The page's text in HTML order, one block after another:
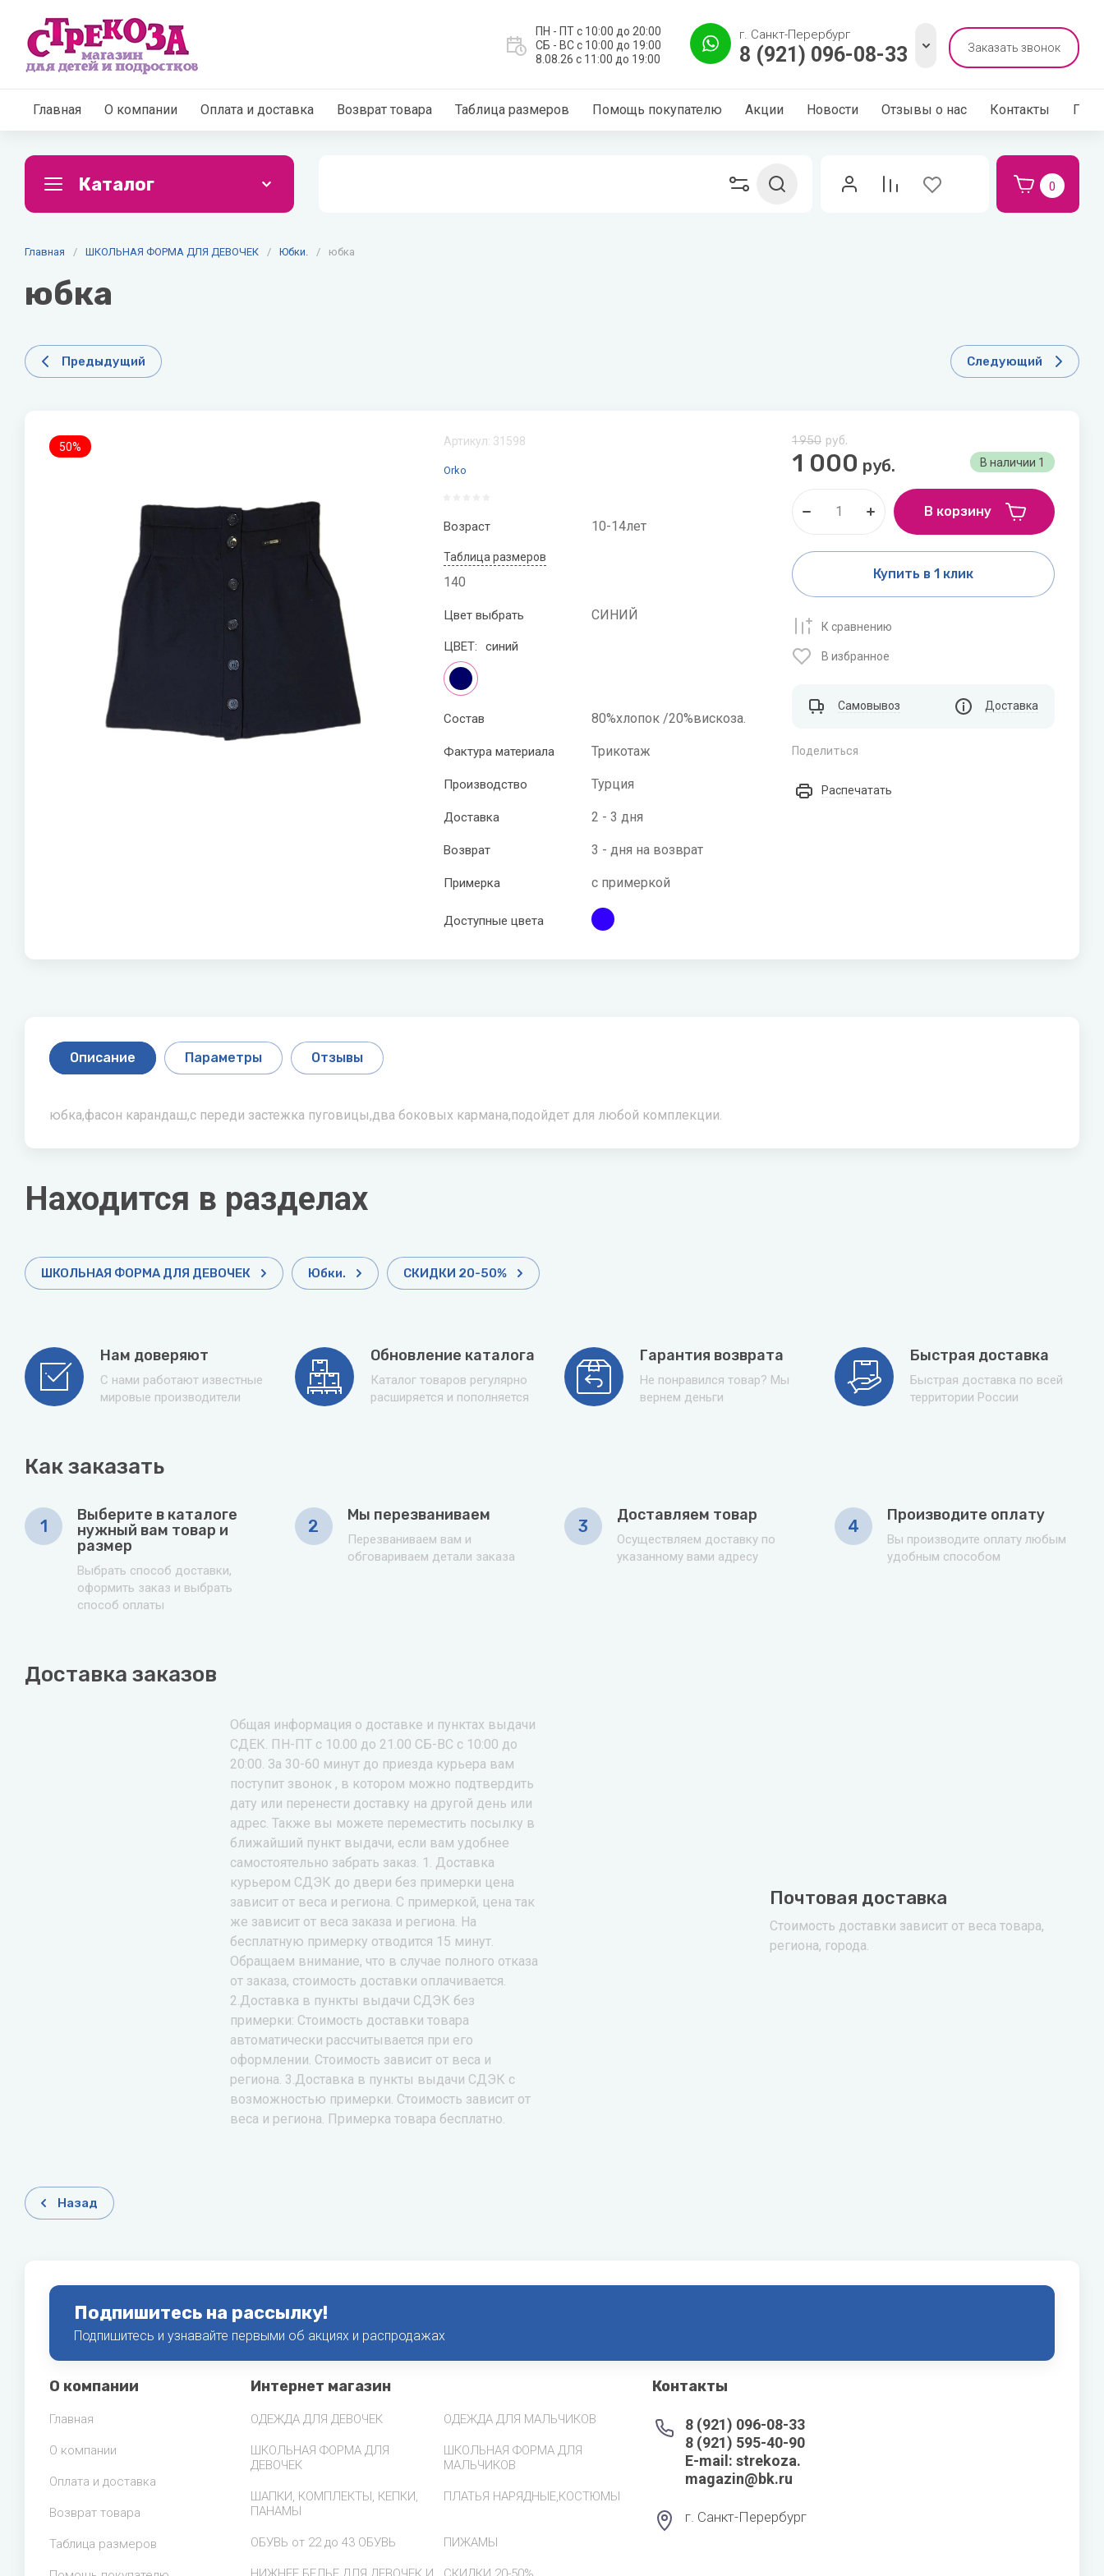
ПН - ПТ с 10:00 до 20:00
СБ - ВС с 10:00 до 19:00
8.08.26 с 11:00 до 19:00
г. Санкт-Перербург
8 (921) 096-08-33 Заказать звонок
Главная О компании Оплата и доставка Возврат товара Таблица размеров Помощь покупателю Акции Новости Отзывы о нас Контакты
ОДЕЖДА ДЛЯ ДЕВОЧЕК
куртки, пальто осень-зима
джинсы, брюки, джоггеры
ОДЕЖДА ДЛЯ МАЛЬЧИКОВ
МАЛЬЧИКОВ
Брюки классика, джинсы классика.
Рубашки, обманки, поло, бомберы
ОБУВЬ от 22 до 43 ОБУВЬ ПИЖАМЫ
НИЖНЕЕ БЕЛЬЕ ДЛЯ ДЕВОЧЕК И
СКИДКИ 20-50%
Каталог 0
Главная / ШКОЛЬНАЯ ФОРМА ДЛЯ ДЕВОЧЕК / Юбки. / юбка
юбка
Предыдущий Следующий
50% Артикул: 31598
Orko
Возраст 10-14лет
Таблица размеров
140
Цвет выбрать СИНИЙ
ЦВЕТ: синий
Состав 80%хлопок /20%вискоза.
Фактура материала Трикотаж
Производство Турция
Доставка 2 - 3 дня
Возврат 3 - дня на возврат
Примерка с примеркой
Доступные цвета
В наличии 1
1 950 руб.
1 000 руб.
В корзину
Купить в 1 клик
К сравнению
В избранное
Самовывоз Доставка
Поделиться
Распечатать
Описание Параметры Отзывы
юбка,фасон карандаш,с переди застежка пуговицы,два боковых кармана,подойдет для любой комплекции.
Находится в разделах
ШКОЛЬНАЯ ФОРМА ДЛЯ ДЕВОЧЕК Юбки. СКИДКИ 20-50%
Нам доверяют
С нами работают известные
мировые производители
Обновление каталога
Каталог товаров регулярно
расширяется и пополняется
Гарантия возврата
Не понравился товар? Мы
вернем деньги
Быстрая доставка
Быстрая доставка по всей
территории России
Как заказать
1
Выберите в каталоге
нужный вам товар и
размер
Выбрать способ доставки,
оформить заказ и выбрать
способ оплаты
2
Мы перезваниваем
Перезваниваем вам и
обговариваем детали заказа
3
Доставляем товар
Осуществляем доставку по
указанному вами адресу
4
Производите оплату
Вы производите оплату любым
удобным способом
Доставка заказов
Общая информация о доставке и пунктах выдачи
СДЕК. ПН-ПТ с 10.00 до 21.00 СБ-ВС с 10:00 до
20:00. За 30-60 минут до приезда курьера вам
поступит звонок , в котором можно подтвердить
дату или перенести доставку на другой день или
адрес. Также вы можете переместить посылку в
ближайший пункт выдачи, если вам удобнее
самостоятельно забрать заказ. 1. Доставка
курьером СДЭК до двери без примерки цена
зависит от веса и региона. С примеркой, цена так
же зависит от веса заказа и региона. На
бесплатную примерку отводится 15 минут.
Обращаем внимание, что в случае полного отказа
от заказа, стоимость доставки оплачивается.
2.Доставка в пункты выдачи СДЭК без
примерки: Стоимость доставки товара
автоматически рассчитывается при его
оформлении. Стоимость зависит от веса и
региона. 3.Доставка в пункты выдачи СДЭК с
возможностью примерки. Стоимость зависит от
веса и региона. Примерка товара бесплатно.
Почтовая доставка
Стоимость доставки зависит от веса товара,
региона, города.
Назад
Подпишитесь на рассылку!
Подпишитесь и узнавайте первыми об акциях и распродажах
О компании
Главная
О компании
Оплата и доставка
Возврат товара
Таблица размеров
Интернет магазин
ОДЕЖДА ДЛЯ ДЕВОЧЕК ОДЕЖДА ДЛЯ МАЛЬЧИКОВ
ШКОЛЬНАЯ ФОРМА ДЛЯ
ДЕВОЧЕК
ШКОЛЬНАЯ ФОРМА ДЛЯ
МАЛЬЧИКОВ
ШАПКИ, КОМПЛЕКТЫ, КЕПКИ,
ПАНАМЫ
ПЛАТЬЯ НАРЯДНЫЕ,КОСТЮМЫ
ОБУВЬ от 22 до 43 ОБУВЬ ПИЖАМЫ
Контакты
8 (921) 096-08-33
8 (921) 595-40-90
Е-mail: strekoza.
magazin@bk.ru
г. Санкт-Перербург